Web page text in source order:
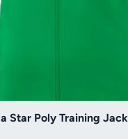
Star Poly Training